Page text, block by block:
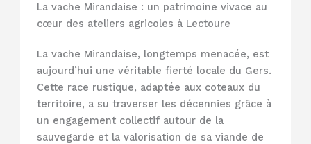
La vache Mirandaise : un patrimoine vivace au
cœur des ateliers agricoles à Lectoure
La vache Mirandaise, longtemps menacée, est
aujourd’hui une véritable fierté locale du Gers.
Cette race rustique, adaptée aux coteaux du
territoire, a su traverser les décennies grâce à
un engagement collectif autour de la
sauvegarde et la valorisation de sa viande de